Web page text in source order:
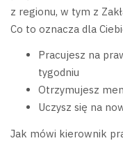
z regionu, w tym z
Co to oznacza dla
Pracujesz na
tygodniu
Otrzymujesz
Uczysz się na
Jak mówi kierownik